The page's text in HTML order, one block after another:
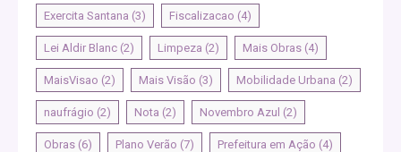
Exercita Santana (3) Fiscalizacao (4)
Lei Aldir Blanc (2) Limpeza (2) Mais Obras (4)
MaisVisao (2) Mais Visão (3) Mobilidade Urbana (2)
naufrágio (2) Nota (2) Novembro Azul (2)
Obras (6) Plano Verão (7) Prefeitura em Ação (4)